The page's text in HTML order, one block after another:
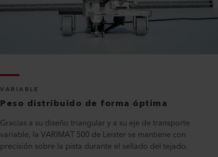
VARIABLE
Peso distribuido de forma óptima
Gracias a su diseño triangular y a su eje de transporte
variable, la VARIMAT 500 de Leister se mantiene con
precisión sobre la pista durante el sellado del tejado.